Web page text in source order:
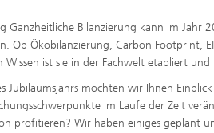
Ganzheitliche Bilanzierung kann im Jahr
Ob Ökobilanzierung, Carbon Footprint,
Wissen ist sie in der Fachwelt etabliert
Jubiläumsjahrs möchten wir Ihnen
im Laufe der Zeit
profitieren? Wir haben einiges geplant